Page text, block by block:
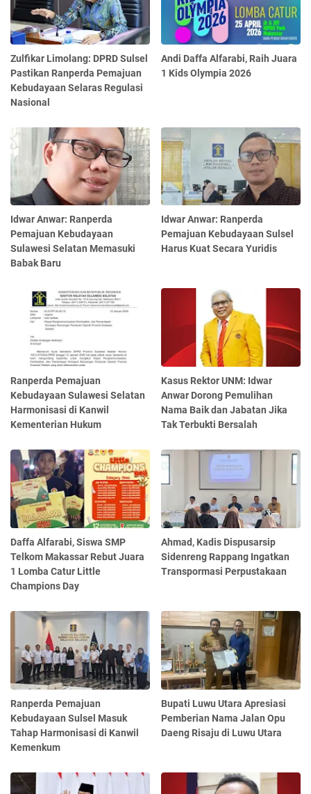
Zulfikar Limolang: DPRD Sulsel
Pastikan Ranperda Pemajuan
Kebudayaan Selaras Regulasi
Nasional
Andi Daffa Alfarabi, Raih Juara
1 Kids Olympia 2026
Idwar Anwar: Ranperda
Pemajuan Kebudayaan
Sulawesi Selatan Memasuki
Babak Baru
Idwar Anwar: Ranperda
Pemajuan Kebudayaan Sulsel
Harus Kuat Secara Yuridis
Ranperda Pemajuan
Kebudayaan Sulawesi Selatan
Harmonisasi di Kanwil
Kementerian Hukum
Kasus Rektor UNM: Idwar
Anwar Dorong Pemulihan
Nama Baik dan Jabatan Jika
Tak Terbukti Bersalah
Daffa Alfarabi, Siswa SMP
Telkom Makassar Rebut Juara
1 Lomba Catur Little
Champions Day
Ahmad, Kadis Dispusarsip
Sidenreng Rappang Ingatkan
Transpormasi Perpustakaan
Ranperda Pemajuan
Kebudayaan Sulsel Masuk
Tahap Harmonisasi di Kanwil
Kemenkum
Bupati Luwu Utara Apresiasi
Pemberian Nama Jalan Opu
Daeng Risaju di Luwu Utara